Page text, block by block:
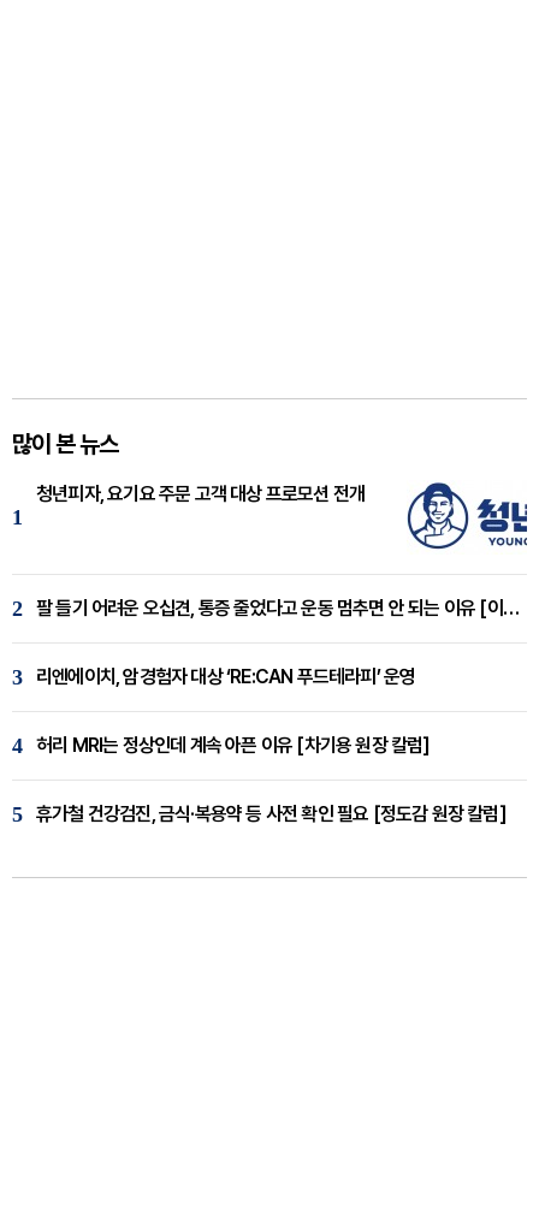
많이 본 뉴스
1
청년피자, 요기요 주문 고객 대상 프로모션 전개
2 팔 들기 어려운 오십견, 통증 줄었다고 운동 멈추면 안 되는 이유 [이병욱 원장 칼럼]
3 리엔에이치, 암경험자 대상 ‘RE:CAN 푸드테라피’ 운영
4 허리 MRI는 정상인데 계속 아픈 이유 [차기용 원장 칼럼]
5 휴가철 건강검진, 금식·복용약 등 사전 확인 필요 [정도감 원장 칼럼]